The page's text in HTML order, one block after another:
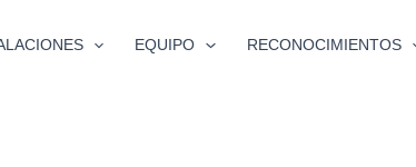
EQUIPO RECONOCIMIENTOS